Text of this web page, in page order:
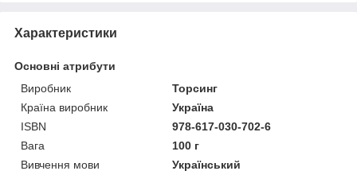
Характеристики
Основні атрибути
Виробник
Торсинг
Країна виробник
Україна
ISBN
978-617-030-702-6
Вага
100 г
Вивчення мови
Український